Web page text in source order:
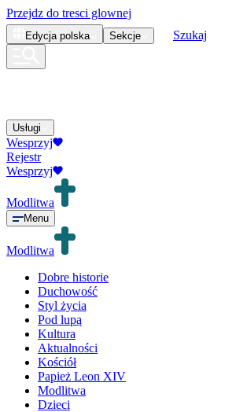
Przejdz do tresci glownej
Edycja polska Sekcje Szukaj
Usługi
Wesprzyj
Rejestr
Wesprzyj
Modlitwa
Menu
Modlitwa
Dobre historie
Duchowość
Styl życia
Pod lupą
Kultura
Aktualności
Kościół
Papież Leon XIV
Modlitwa
Dzieci